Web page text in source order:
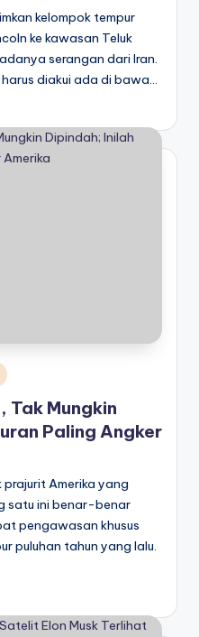
kelompok tempur
ke kawasan Teluk
serangan dari Iran.
diakui ada di bawa…
Tak Mungkin
Paling Angker
prajurit Amerika yang
satu ini benar-benar
pengawasan khusus
puluhan tahun yang lalu.